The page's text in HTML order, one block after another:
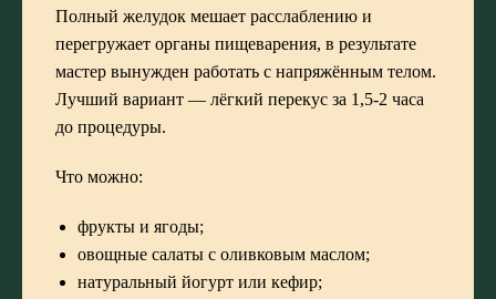
Полный желудок мешает расслаблению и
перегружает органы пищеварения, в результате
мастер вынужден работать с напряжённым телом.
Лучший вариант — лёгкий перекус за 1,5-2 часа
до процедуры.
Что можно:
фрукты и ягоды;
овощные салаты с оливковым маслом;
натуральный йогурт или кефир;